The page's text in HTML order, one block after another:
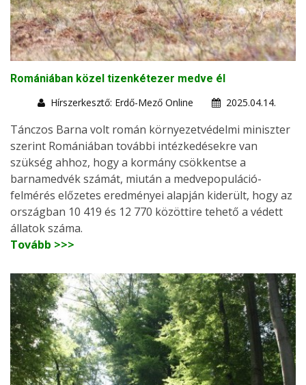
Romániában közel tizenkétezer medve él
Hírszerkesztő: Erdő-Mező Online
2025.04.14.
Tánczos Barna volt román környezetvédelmi miniszter
szerint Romániában további intézkedésekre van
szükség ahhoz, hogy a kormány csökkentse a
barnamedvék számát, miután a medvepopuláció-
felmérés előzetes eredményei alapján kiderült, hogy az
országban 10 419 és 12 770 közöttire tehető a védett
állatok száma.
Tovább >>>